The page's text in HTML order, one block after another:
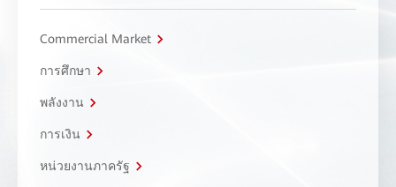
Commercial Market
การศึกษา
พลังงาน
การเงิน
หน่วยงานภาครัฐ